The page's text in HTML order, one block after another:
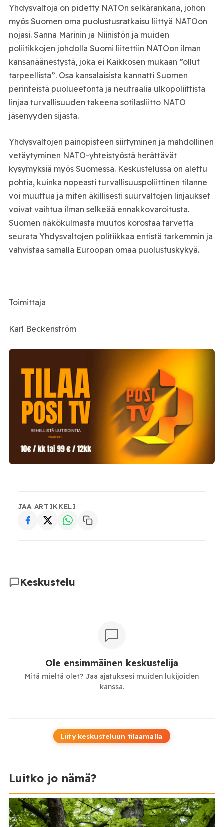
Yhdysvaltoja on pidetty NATOn selkärankana, johon
myös Suomen oma puolustusratkaisu liittyä NATOon
nojasi. Sanna Marinin ja Niinistön ja muiden
poliitikkojen johdolla Suomi liitettiin NATOon ilman
kansanäänestystä, joka ei Kaikkosen mukaan ”ollut
tarpeellista”. Osa kansalaisista kannatti Suomen
perinteistä puolueetonta ja neutraalia ulkopoliittista
linjaa turvallisuuden takeena sotilasliitto NATO
jäsenyyden sijasta.
Yhdysvaltojen painopisteen siirtyminen ja mahdollinen
vetäytyminen NATO-yhteistyöstä herättävät
kysymyksiä myös Suomessa. Keskustelussa on alettu
pohtia, kuinka nopeasti turvallisuuspoliittinen tilanne
voi muuttua ja miten äkillisesti suurvaltojen linjaukset
voivat vaihtua ilman selkeää ennakkovaroitusta.
Suomen näkökulmasta muutos korostaa tarvetta
seurata Yhdysvaltojen politiikkaa entistä tarkemmin ja
vahvistaa samalla Euroopan omaa puolustuskykyä.
Toimittaja
Karl Beckenström
JAA ARTIKKELI
Keskustelu
Ole ensimmäinen keskustelija
Mitä mieltä olet? Jaa ajatuksesi muiden lukijoiden
kanssa.
Liity keskusteluun tilaamalla
Luitko jo nämä?